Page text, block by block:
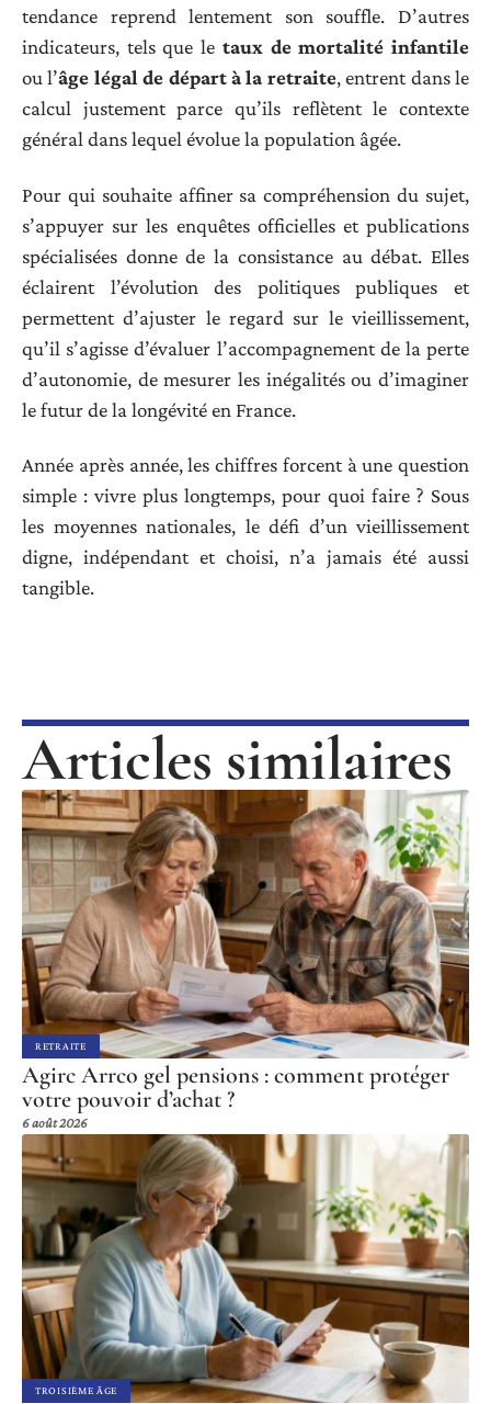
tendance reprend lentement son souffle. D’autres
indicateurs, tels que le taux de mortalité infantile
ou l’âge légal de départ à la retraite, entrent dans le
calcul justement parce qu’ils reflètent le contexte
général dans lequel évolue la population âgée.
Pour qui souhaite affiner sa compréhension du sujet,
s’appuyer sur les enquêtes officielles et publications
spécialisées donne de la consistance au débat. Elles
éclairent l’évolution des politiques publiques et
permettent d’ajuster le regard sur le vieillissement,
qu’il s’agisse d’évaluer l’accompagnement de la perte
d’autonomie, de mesurer les inégalités ou d’imaginer
le futur de la longévité en France.
Année après année, les chiffres forcent à une question
simple : vivre plus longtemps, pour quoi faire ? Sous
les moyennes nationales, le défi d’un vieillissement
digne, indépendant et choisi, n’a jamais été aussi
tangible.
Articles similaires
RETRAITE
Agirc Arrco gel pensions : comment protéger
votre pouvoir d’achat ?
6 août 2026
TROISIÈME ÂGE